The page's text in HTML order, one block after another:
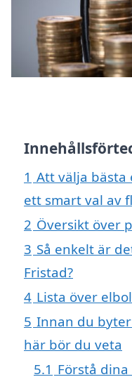
1 Att välja bästa
ett smart val av
2 Översikt över
3 Så enkelt är
Fristad?
4 Lista över
5 Innan du
här bör du veta
5.1 Förstå